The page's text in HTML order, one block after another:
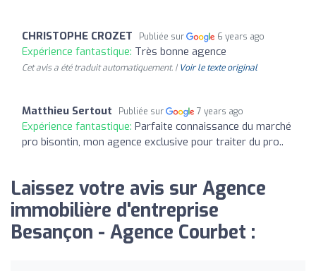
CHRISTOPHE CROZET Publiée sur 6 years ago
Expérience fantastique: Très bonne agence
Cet avis a été traduit automatiquement. | Voir le texte original
Matthieu Sertout Publiée sur 7 years ago
Expérience fantastique: Parfaite connaissance du marché
pro bisontin, mon agence exclusive pour traiter du pro..
Laissez votre avis sur Agence
immobilière d'entreprise
Besançon - Agence Courbet :